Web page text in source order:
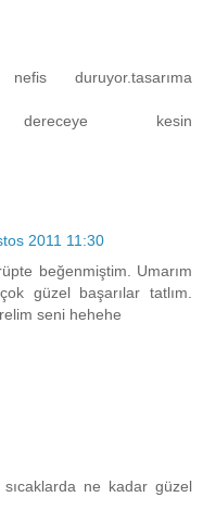
duruyor.tasarıma
kesin
2011 11:30
beğenmiştim. Umarım
güzel başarılar tatlım.
seni hehehe
ne kadar güzel